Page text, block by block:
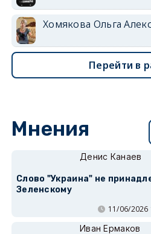
Хомякова Ольга
Перейти в
Мнения
Денис Канаев
Слово "Украина" не
Зеленскому
11/06/2026
Иван Ермаков